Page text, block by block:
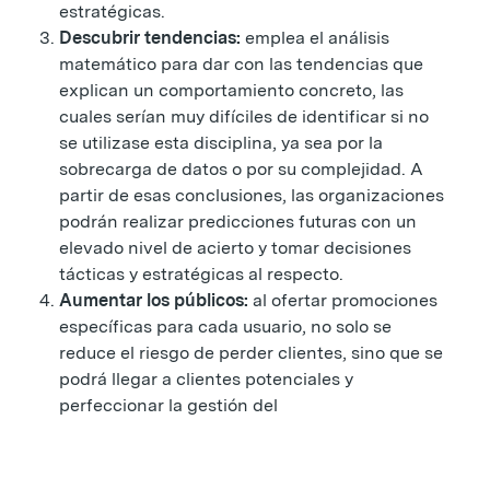
estratégicas.
Descubrir tendencias: emplea el análisis
matemático para dar con las tendencias que
explican un comportamiento concreto, las
cuales serían muy difíciles de identificar si no
se utilizase esta disciplina, ya sea por la
sobrecarga de datos o por su complejidad. A
partir de esas conclusiones, las organizaciones
podrán realizar predicciones futuras con un
elevado nivel de acierto y tomar decisiones
tácticas y estratégicas al respecto.
Aumentar los públicos: al ofertar promociones
específicas para cada usuario, no solo se
reduce el riesgo de perder clientes, sino que se
podrá llegar a clientes potenciales y
perfeccionar la gestión del